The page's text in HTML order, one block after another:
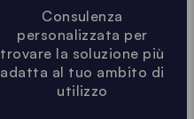
Consulenza
personalizzata per
trovare la soluzione più
adatta al tuo ambito di
utilizzo